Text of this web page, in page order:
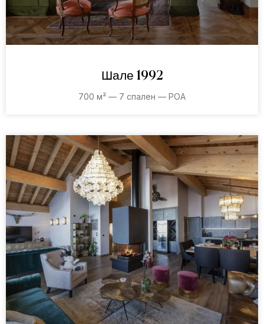
Шале 1992
700 м² — 7 спален — POA